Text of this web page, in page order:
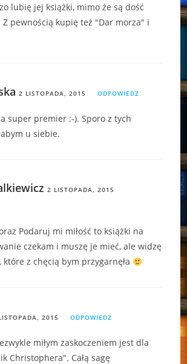
lubię jej książki, mimo że są dość
Z pewnością kupię też "Dar morza" i
2 LISTOPADA, 2015 ODPOWIEDZ
super premier :-). Sporo z tych
u siebie.
2 LISTOPADA, 2015
Podaruj mi miłość to książki na
czekam i muszę je mieć, ale widzę
z chęcią bym przygarnęła
2015 ODPOWIEDZ
miłym zaskoczeniem jest dla
Christophera". Całą sagę